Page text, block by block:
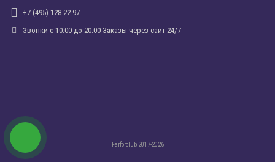
+7 (495) 128-22-97
Звонки c 10:00 до 20:00 Заказы через сайт 24/7
Farforclub 2017-2026